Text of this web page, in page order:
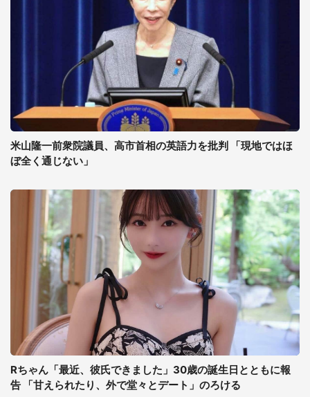
米山隆一前衆院議員、高市首相の英語力を批判 「現地ではほ
ぼ全く通じない」
Rちゃん「最近、彼氏できました」30歳の誕生日とともに報
告 「甘えられたり、外で堂々とデート」のろける